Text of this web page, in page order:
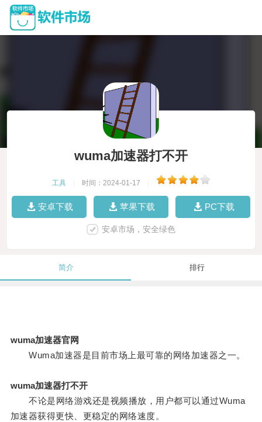
wuma加速器打不开
工具 时间：2024-01-17
安卓下载 苹果下载 PC下载
安卓市场，安全绿色
简介 排行
wuma加速器官网
Wuma加速器是目前市场上最可靠的网络加速器之一。
wuma加速器打不开
不论是网络游戏还是视频播放，用户都可以通过Wuma
加速器获得更快、更稳定的网络速度。